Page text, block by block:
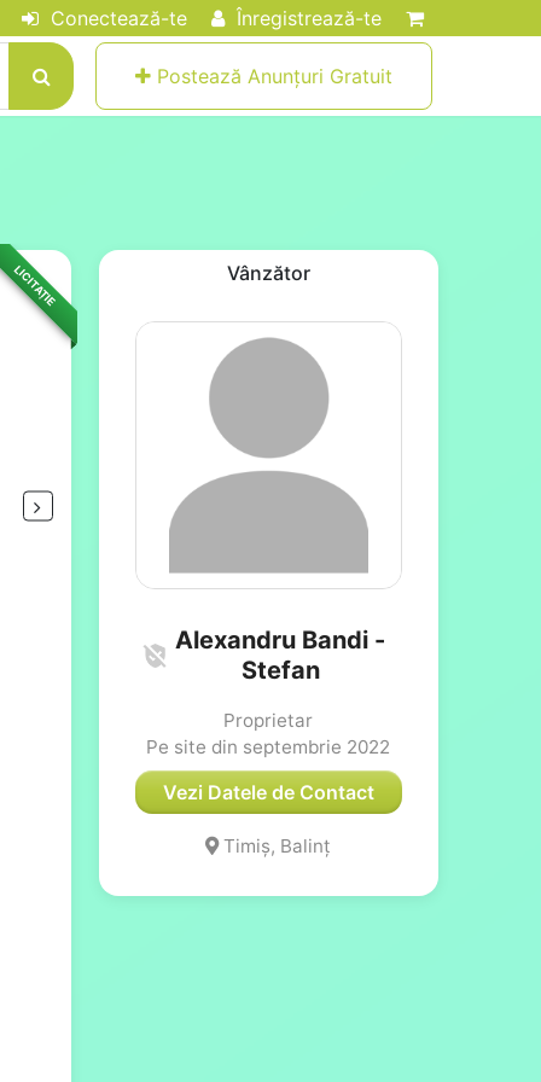
Conectează-te Înregistrează-te
Postează Anunțuri Gratuit
LICITAȚIE Vânzător
Alexandru Bandi -
Stefan
Proprietar
Pe site din septembrie 2022
Vezi Datele de Contact
Timiș, Balinț